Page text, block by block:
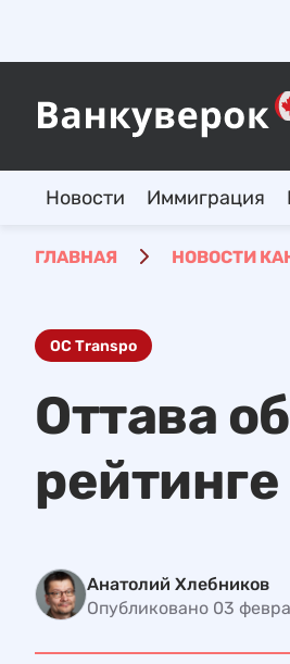
Новости Иммиграция
ГЛАВНАЯ НОВОСТИ
OC Transpo
Оттава
Анатолий Хлебников
Опубликовано 03